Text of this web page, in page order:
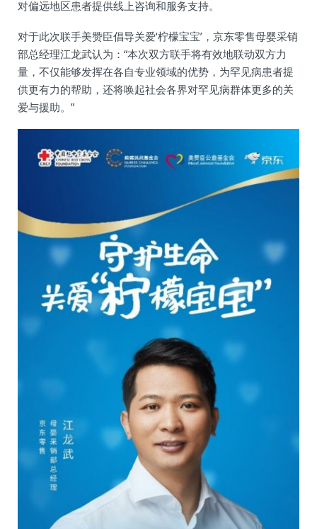
对偏远地区患者提供线上咨询和服务支持。
对于此次联手美赞臣倡导关爱‘柠檬宝宝’，京东零售母婴采销
部总经理江龙武认为：“本次双方联手将有效地联动双方力
量，不仅能够发挥在各自专业领域的优势，为罕见病患者提
供更有力的帮助，还将唤起社会各界对罕见病群体更多的关
爱与援助。”